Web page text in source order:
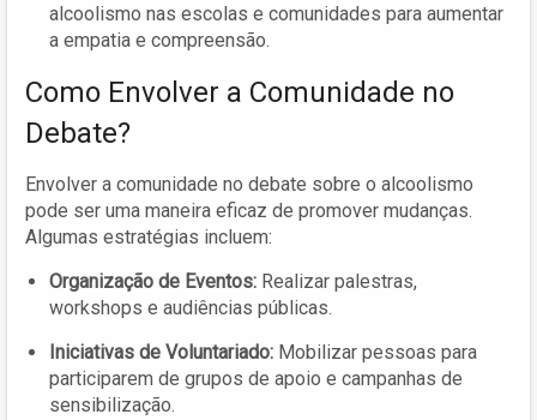
alcoolismo nas escolas e comunidades para aumentar
a empatia e compreensão.
Como Envolver a Comunidade no
Debate?
Envolver a comunidade no debate sobre o alcoolismo
pode ser uma maneira eficaz de promover mudanças.
Algumas estratégias incluem:
Organização de Eventos: Realizar palestras,
workshops e audiências públicas.
Iniciativas de Voluntariado: Mobilizar pessoas para
participarem de grupos de apoio e campanhas de
sensibilização.